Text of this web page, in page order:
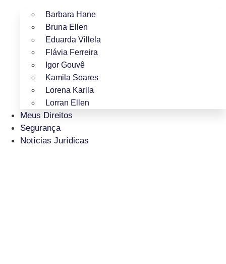
Barbara Hane
Bruna Ellen
Eduarda Villela
Flávia Ferreira
Igor Gouvê
Kamila Soares
Lorena Karlla
Lorran Ellen
Meus Direitos
Segurança
Notícias Jurídicas